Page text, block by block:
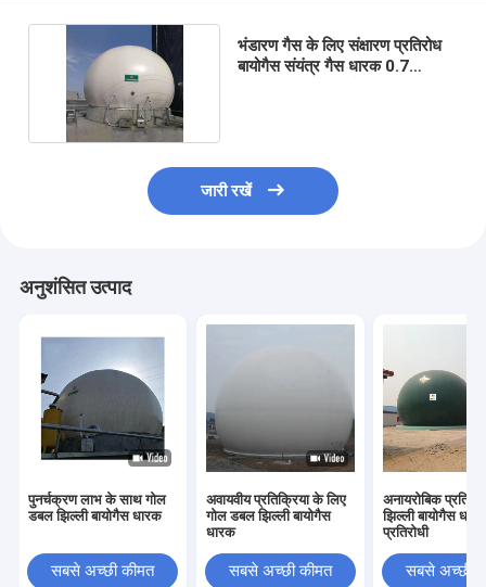
भंडारण गैस के लिए संक्षारण प्रतिरोध
बायोगैस संयंत्र गैस धारक 0.7
जारी रखें
अनुशंसित उत्पाद
पुनर्चक्रण लाभ के साथ गोल
डबल झिल्ली बायोगैस धारक
सबसे अच्छी कीमत
अवायवीय प्रतिक्रिया के लिए
गोल डबल झिल्ली बायोगैस
धारक
सबसे अच्छी कीमत
अनायरोबिक
झिल्ली बायोगैस
प्रतिरोधी
सबसे अच्छी